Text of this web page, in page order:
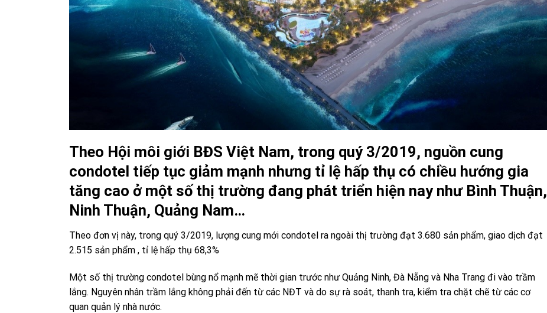
Theo Hội môi giới BĐS Việt Nam, trong quý 3/2019, nguồn cung
condotel tiếp tục giảm mạnh nhưng tỉ lệ hấp thụ có chiều hướng gia
tăng cao ở một số thị trường đang phát triển hiện nay như Bình Thuận,
Ninh Thuận, Quảng Nam…
Theo đơn vị này, trong quý 3/2019, lượng cung mới condotel ra ngoài thị trường đạt 3.680 sản phẩm, giao dịch đạt
2.515 sản phẩm , tỉ lệ hấp thụ 68,3%
Một số thị trường condotel bùng nổ mạnh mẽ thời gian trước như Quảng Ninh, Đà Nẵng và Nha Trang đi vào trầm
lắng. Nguyên nhân trầm lắng không phải đến từ các NĐT và do sự rà soát, thanh tra, kiểm tra chặt chẽ từ các cơ
quan quản lý nhà nước.